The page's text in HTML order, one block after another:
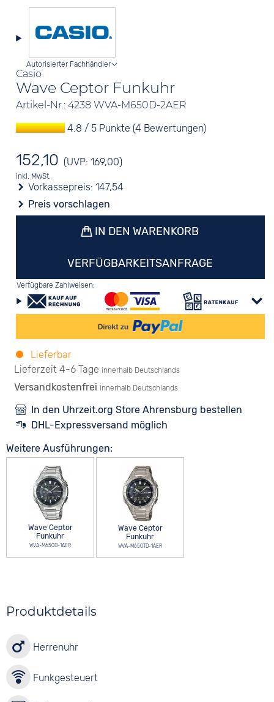
Casio
Wave Ceptor Funkuhr
Artikel-Nr.: 4238 WVA-M650D-2AER
Autorisierter Fachhändler
4.8 / 5 Punkte (4 Bewertungen)
152,10 (UVP: 169,00)
inkl. MwSt.
Vorkassepreis:147,54
Preis vorschlagen
IN DEN WARENKORB
VERFÜGBARKEITSANFRAGE
Verfügbare Zahlweisen:
Lieferbar
Lieferzeit 4-6 Tage innerhalb Deutschlands
Versandkostenfrei innerhalb Deutschlands
In den Uhrzeit.org Store Ahrensburg bestellen
DHL-Expressversand möglich
Weitere Ausführungen:
Wave Ceptor
Funkuhr
WVA-M650D-1AER
Wave Ceptor
Funkuhr
WVA-M650TD-1AER
Produktdetails
Herrenuhr
Funkgesteuert